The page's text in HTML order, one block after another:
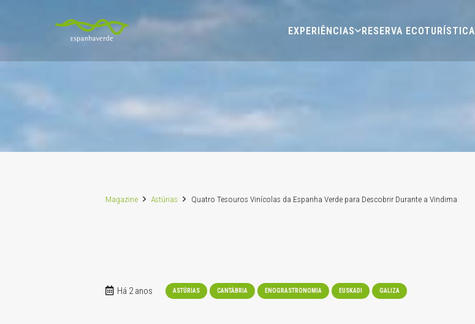
EXPERIÊNCIAS RESERVA ECOTURÍSTICA
Magazine Astúrias Quatro Tesouros Vinícolas da Espanha Verde para Descobrir Durante a Vindima
Há 2 anos ASTÚRIAS CANTÁBRIA ENOGRASTRONOMIA EUSKADI GALIZA